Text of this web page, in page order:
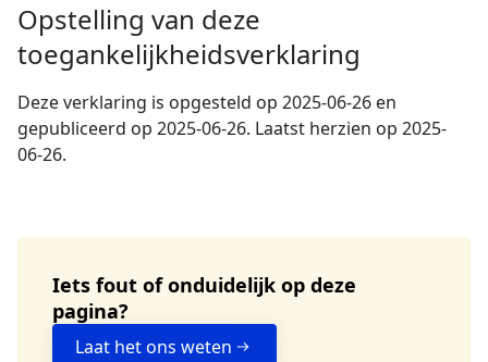
Opstelling van deze
toegankelijkheidsverklaring
Deze verklaring is opgesteld op 2025-06-26 en
gepubliceerd op 2025-06-26. Laatst herzien op 2025-
06-26.
Iets fout of onduidelijk op deze
pagina?
Laat het ons weten